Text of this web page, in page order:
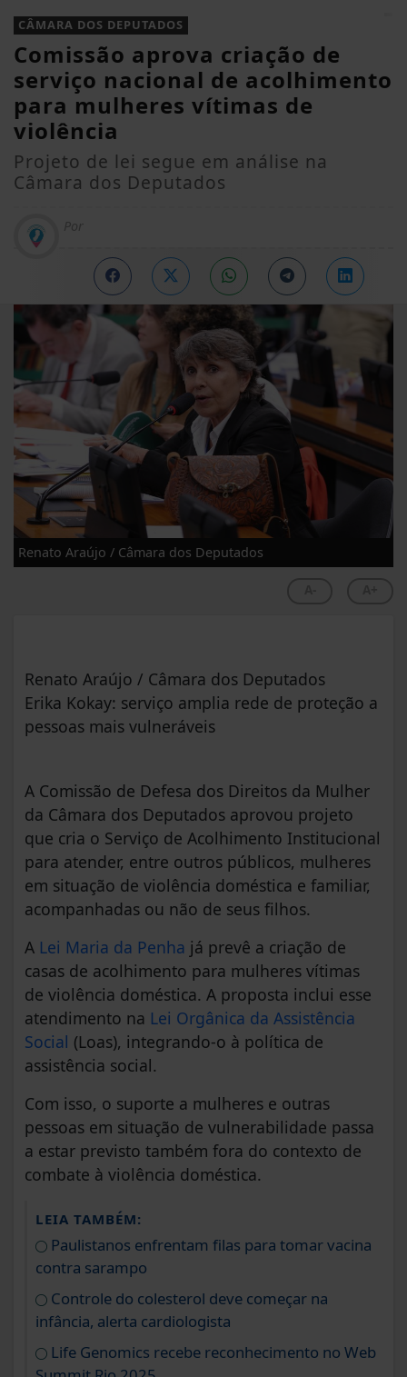
EM ALTA
CÂMARA DOS DEPUTADOS
Comissão aprova criação de
serviço nacional de acolhimento
para mulheres vítimas de
violência
Projeto de lei segue em análise na
Câmara dos Deputados
Por
Renato Araújo / Câmara dos Deputados
Renato Araújo / Câmara dos Deputados
Erika Kokay: serviço amplia rede de proteção a
pessoas mais vulneráveis
A Comissão de Defesa dos Direitos da Mulher
da Câmara dos Deputados aprovou projeto
que cria o Serviço de Acolhimento Institucional
para atender, entre outros públicos, mulheres
em situação de violência doméstica e familiar,
acompanhadas ou não de seus filhos.
A Lei Maria da Penha já prevê a criação de
casas de acolhimento para mulheres vítimas
de violência doméstica. A proposta inclui esse
atendimento na Lei Orgânica da Assistência
Social (Loas), integrando-o à política de
assistência social.
Com isso, o suporte a mulheres e outras
pessoas em situação de vulnerabilidade passa
a estar previsto também fora do contexto de
combate à violência doméstica.
LEIA TAMBÉM:
Paulistanos enfrentam filas para tomar vacina
contra sarampo
Controle do colesterol deve começar na
infância, alerta cardiologista
Life Genomics recebe reconhecimento no Web